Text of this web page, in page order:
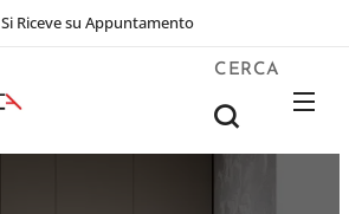
Si Riceve su Appuntamento
CERCA